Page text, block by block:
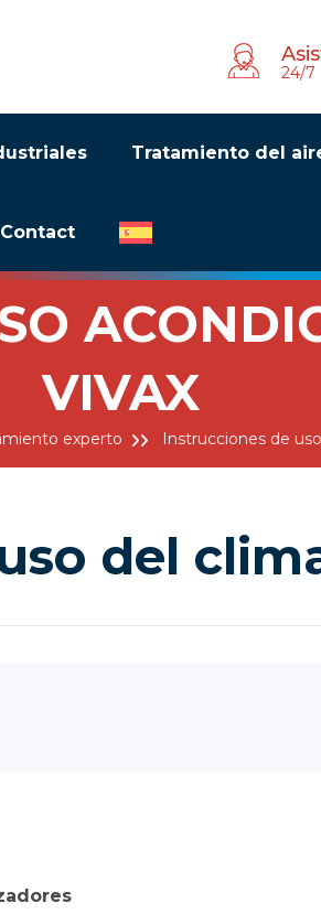
24/7
Tratamiento del
Contact
VIVAX
experto Instrucciones de
del